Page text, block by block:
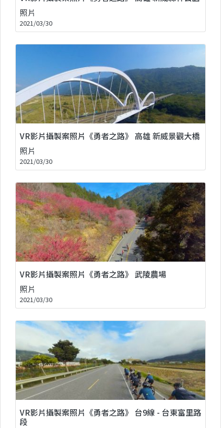
照片
2021/03/30
VR影片攝製案照片《勇者之路》 高雄 新威景觀大橋
照片
2021/03/30
VR影片攝製案照片《勇者之路》 武陵農場
照片
2021/03/30
VR影片攝製案照片《勇者之路》 台9線 - 台東富里路
段